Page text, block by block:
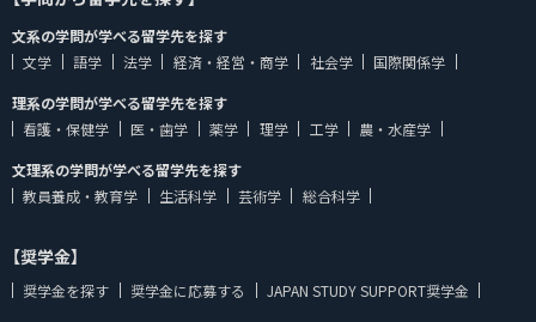
文系の学問が学べる留学先を探す
文学
語学 法学 経済・経営・商学 社会学
国際関係学
理系の学問が学べる留学先を探す
看護・保健学
医・歯学 薬学 理学 工学
農・水産学
文理系の学問が学べる留学先を探す
教員養成・教育学
生活科学 芸術学 総合科学
【奨学金】
奨学金を探す 奨学金に応募する JAPAN STUDY SUPPORT奨学金